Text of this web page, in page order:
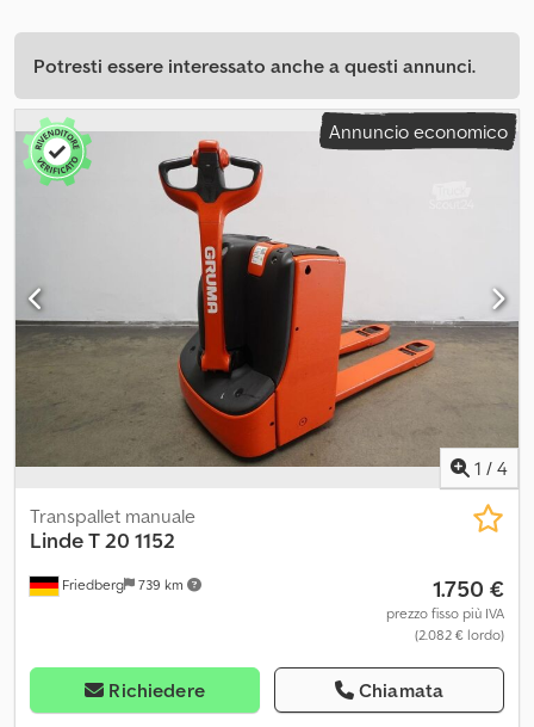
Potresti essere interessato anche a questi annunci.
Annuncio economico
1 / 4
Friedberg 739 km
Transpallet manuale
LindeT 20 1152
1.750 €
prezzo fisso più IVA
(2.082 € lordo)
Richiedere Chiamata